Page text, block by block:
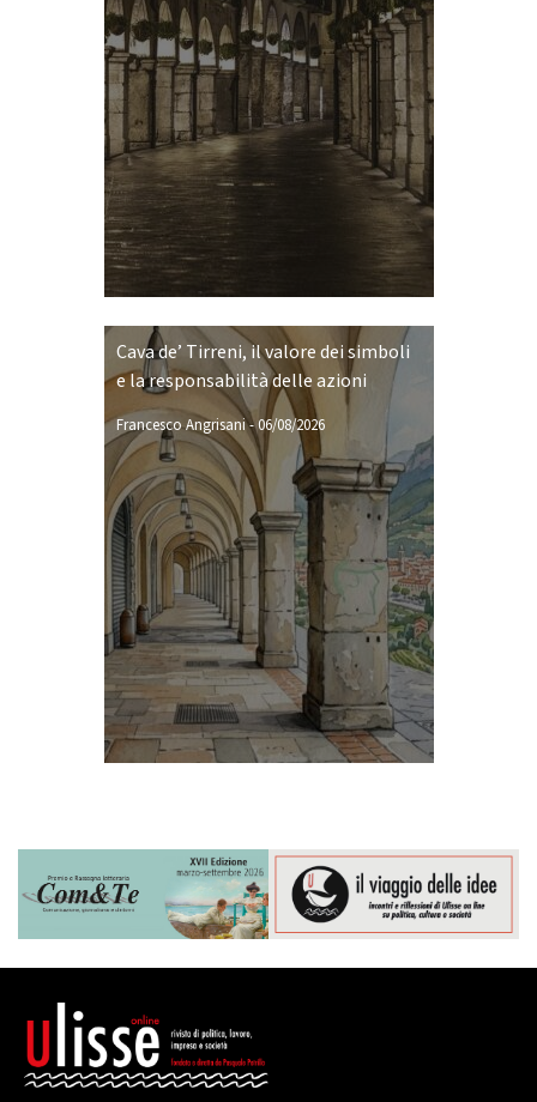
Cava de’ Tirreni, il valore dei simboli
e la responsabilità delle azioni
Francesco Angrisani-06/08/2026